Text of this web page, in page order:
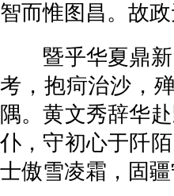
智而惟图昌。故
暨乎华夏鼎新
考，抱疴治沙，
隅。黄文秀辞华
仆，守初心于阡
士傲雪凌霜，固